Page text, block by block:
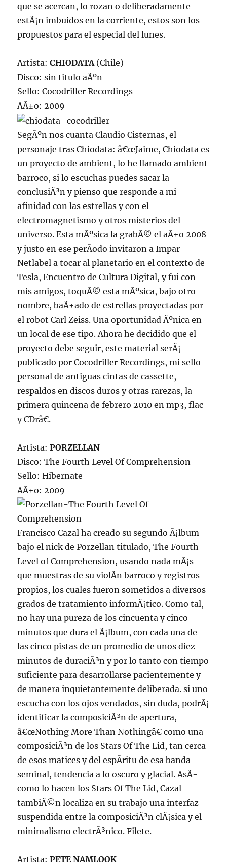
que se acercan, lo rozan o deliberadamente
estÃ¡n imbuidos en la corriente, estos son los
propuestos para el especial del lunes.
Artista:CHIODATA (Chile)
Disco: sin titulo aÃºn
Sello: Cocodriller Recordings
AÃ±o: 2009
SegÃºn nos cuanta Claudio Cisternas, el
personaje tras Chiodata: â€œJaime, Chiodata es
un proyecto de ambient, lo he llamado ambient
barroco, si lo escuchas puedes sacar la
conclusiÃ³n y pienso que responde a mi
afinidad con las estrellas y con el
electromagnetismo y otros misterios del
universo. Esta mÃºsica la grabÃ© el aÃ±o 2008
y justo en ese perÃ­odo invitaron a Impar
Netlabel a tocar al planetario en el contexto de
Tesla, Encuentro de Cultura Digital, y fui con
mis amigos, toquÃ© esta mÃºsica, bajo otro
nombre, baÃ±ado de estrellas proyectadas por
el robot Carl Zeiss. Una oportunidad Ãºnica en
un local de ese tipo. Ahora he decidido que el
proyecto debe seguir, este material serÃ¡
publicado por Cocodriller Recordings, mi sello
personal de antiguas cintas de cassette,
respaldos en discos duros y otras rarezas, la
primera quincena de febrero 2010 en mp3, flac
y CDrâ€.
Artista:PORZELLAN
Disco: The Fourth Level Of Comprehension
Sello: Hibernate
AÃ±o: 2009
Francisco Cazal ha creado su segundo Ã¡lbum
bajo el nick de Porzellan titulado, The Fourth
Level of Comprehension, usando nada mÃ¡s
que muestras de su violÃ­n barroco y registros
propios, los cuales fueron sometidos a diversos
grados de tratamiento informÃ¡tico. Como tal,
no hay una pureza de los cincuenta y cinco
minutos que dura el Ã¡lbum, con cada una de
las cinco pistas de un promedio de unos diez
minutos de duraciÃ³n y por lo tanto con tiempo
suficiente para desarrollarse pacientemente y
de manera inquietantemente deliberada. si uno
escucha con los ojos vendados, sin duda, podrÃ¡
identificar la composiciÃ³n de apertura,
â€œNothing More Than Nothingâ€ como una
composiciÃ³n de los Stars Of The Lid, tan cerca
de esos matices y del espÃ­ritu de esa banda
seminal, tendencia a lo oscuro y glacial. AsÃ­
como lo hacen los Stars Of The Lid, Cazal
tambiÃ©n localiza en su trabajo una interfaz
suspendida entre la composiciÃ³n clÃ¡sica y el
minimalismo electrÃ³nico. Filete.
Artista:PETE NAMLOOK